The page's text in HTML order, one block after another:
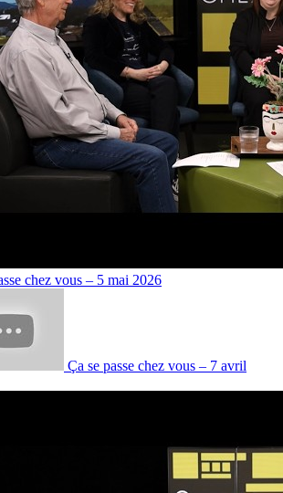
chez vous – 5 mai 2026
Ça se passe chez vous – 7 avril